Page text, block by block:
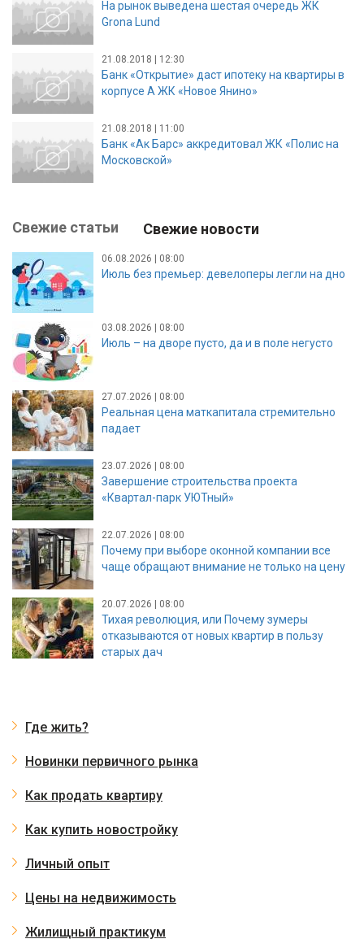
На рынок выведена шестая очередь ЖК
Grona Lund
21.08.2018 | 12:30
Банк «Открытие» даст ипотеку на квартиры в
корпусе А ЖК «Новое Янино»
21.08.2018 | 11:00
Банк «Ак Барс» аккредитовал ЖК «Полис на
Московской»
Свежие статьи Свежие новости
06.08.2026 | 08:00
Июль без премьер: девелоперы легли на дно
03.08.2026 | 08:00
Июль – на дворе пусто, да и в поле негусто
27.07.2026 | 08:00
Реальная цена маткапитала стремительно
падает
23.07.2026 | 08:00
Завершение строительства проекта
«Квартал-парк УЮТный»
22.07.2026 | 08:00
Почему при выборе оконной компании все
чаще обращают внимание не только на цену
20.07.2026 | 08:00
Тихая революция, или Почему зумеры
отказываются от новых квартир в пользу
старых дач
Где жить?
Новинки первичного рынка
Как продать квартиру
Как купить новостройку
Личный опыт
Цены на недвижимость
Жилищный практикум